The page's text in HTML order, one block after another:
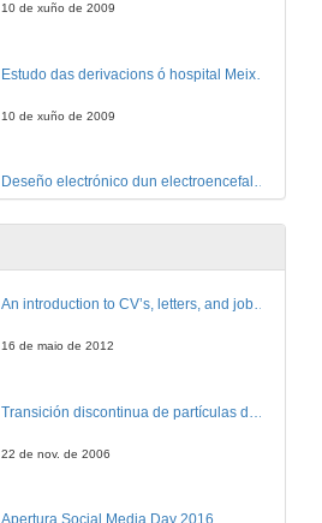
10 de xuño de 2009
10 de xuño de 2009
Deseño electrónico dun electroencefalógrafo de baixo coste basado en PC.
10 de xuño de 2009
An introduction to CV’s, letters, and job searching
16 de maio de 2012
22 de nov. de 2006